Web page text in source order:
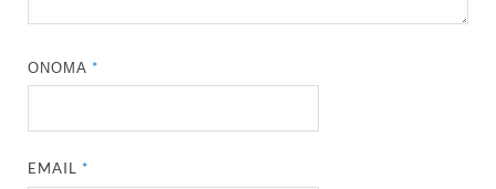
ΌΝΟΜΑ*
EMAIL*